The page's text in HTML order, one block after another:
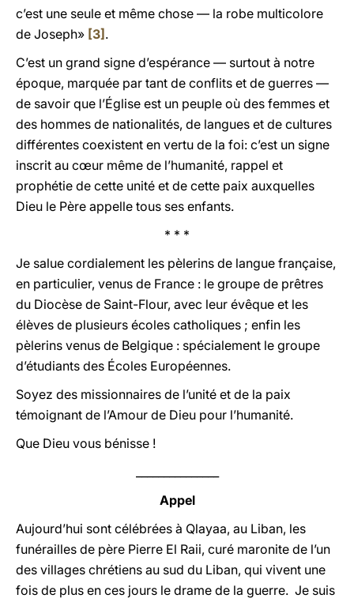
c’est une seule et même chose — la robe multicolore
de Joseph» [3] .
C’est un grand signe d’espérance — surtout à notre
époque, marquée par tant de conflits et de guerres —
de savoir que l’Église est un peuple où des femmes et
des hommes de nationalités, de langues et de cultures
différentes coexistent en vertu de la foi: c’est un signe
inscrit au cœur même de l’humanité, rappel et
prophétie de cette unité et de cette paix auxquelles
Dieu le Père appelle tous ses enfants.
* * *
Je salue cordialement les pèlerins de langue française,
en particulier, venus de France : le groupe de prêtres
du Diocèse de Saint-Flour, avec leur évêque et les
élèves de plusieurs écoles catholiques ; enfin les
pèlerins venus de Belgique : spécialement le groupe
d’étudiants des Écoles Européennes.
Soyez des missionnaires de l’unité et de la paix
témoignant de l’Amour de Dieu pour l’humanité.
Que Dieu vous bénisse !
Appel
Aujourd’hui sont célébrées à Qlayaa, au Liban, les
funérailles de père Pierre El Raii, curé maronite de l’un
des villages chrétiens au sud du Liban, qui vivent une
fois de plus en ces jours le drame de la guerre. Je suis